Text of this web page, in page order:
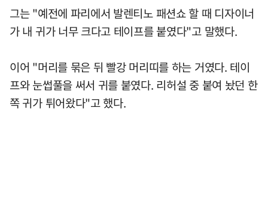
그는 "예전에 파리에서 발렌티노 패션쇼 할 때 디자이너
가 내 귀가 너무 크다고 테이프를 붙였다"고 말했다.
이어 "머리를 묶은 뒤 빨강 머리띠를 하는 거였다. 테이
프와 눈썹풀을 써서 귀를 붙였다. 리허설 중 붙여 놨던 한
쪽 귀가 튀어왔다"고 했다.